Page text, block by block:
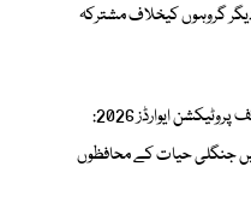
گروہوں کیخلاف مشترکہ
پاکستان وائلڈ لائف پروٹیکشن ایوارڈز 2026:
جنگلی حیات کے محافظوں